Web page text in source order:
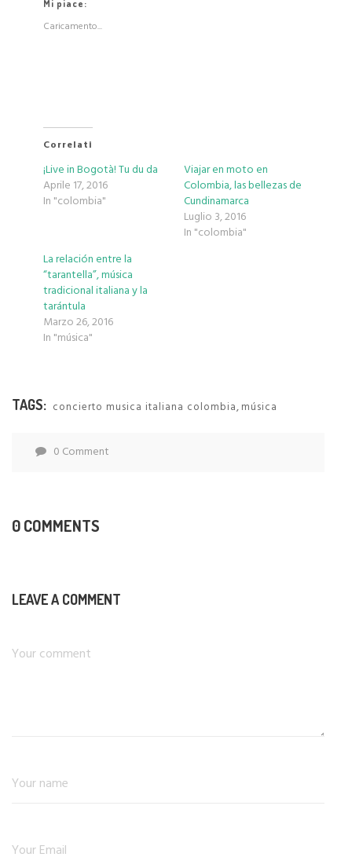
Mi piace:
Caricamento...
Correlati
¡Live in Bogotà! Tu du da
Aprile 17, 2016
In "colombia"
Viajar en moto en
Colombia, las bellezas de
Cundinamarca
Luglio 3, 2016
In "colombia"
La relación entre la
“tarantella”, música
tradicional italiana y la
tarántula
Marzo 26, 2016
In "música"
TAGS: concierto musica italiana colombia,música
0 Comment
0 COMMENTS
LEAVE A COMMENT